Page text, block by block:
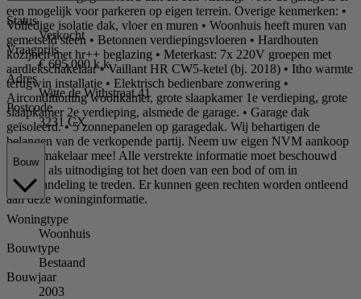
een mogelijk voor parkeren op eigen terrein. Overige kenmerken: •
Volledige isolatie dak, vloer en muren • Woonhuis heeft muren van
gemetseld steen • Betonnen verdiepingsvloeren • Hardhouten
kozijnen met hr++ beglazing • Meterkast: 7x 220V groepen met
aardlekschakelaar • Vaillant HR CW5-ketel (bj. 2018) • Itho warmte
terugwin installatie • Elektrisch bedienbare zonwering •
Airconditioning woonkamer, grote slaapkamer 1e verdieping, grote
slaapkamer 2e verdieping, alsmede de garage. • Garage dak
geïsoleerd. • 5 zonnepanelen op garagedak. Wij behartigen de
belangen van de verkopende partij. Neem uw eigen NVM aankoop
servicemakelaar mee! Alle verstrekte informatie moet beschouwd
worden als uitnodiging tot het doen van een bod of om in
onderhandeling te treden. Er kunnen geen rechten worden ontleend
aan deze woninginformatie.
Status
Verkocht
Vraagprijs
€ 695.000 k.k.
Adres
Witte de Withstraat 41
Postcode
3231 CX
Bouw
Woningtype
Woonhuis
Bouwtype
Bestaand
Bouwjaar
2003